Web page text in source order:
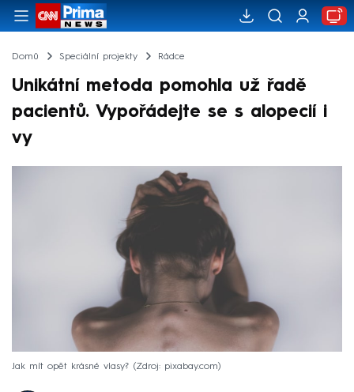
Domů Speciální projekty Rádce
Unikátní metoda pomohla už řadě
pacientů. Vypořádejte se s alopecií i
vy
Jak mít opět krásné vlasy? Zdroj: pixabay.com